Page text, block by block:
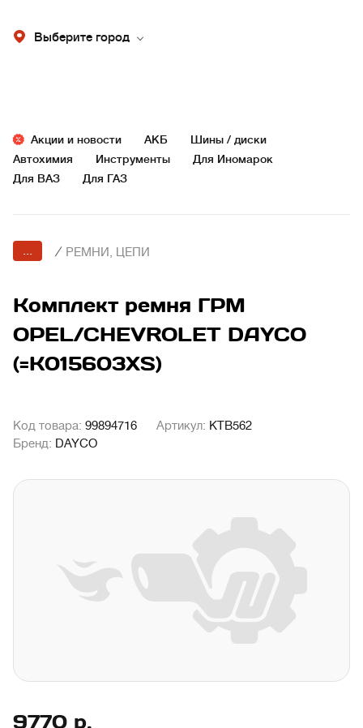
Выберите город
Акции и новости АКБ
Шины / диски
Автохимия
Инструменты
Для Иномарок
Для ВАЗ
Для ГАЗ
... / РЕМНИ, ЦЕПИ
Комплект ремня ГРM
OPEL/CHEVROLET DAYCO
(=K015603XS)
Код товара: 99894716 Артикул: KTB562
Бренд: DAYCO
9770 р.